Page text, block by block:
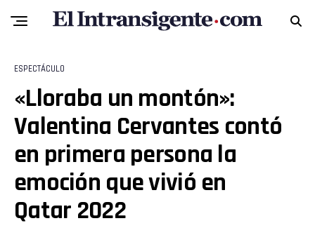
ESPECTÁCULO
«Lloraba un montón»:
Valentina Cervantes contó
en primera persona la
emoción que vivió en
Qatar 2022